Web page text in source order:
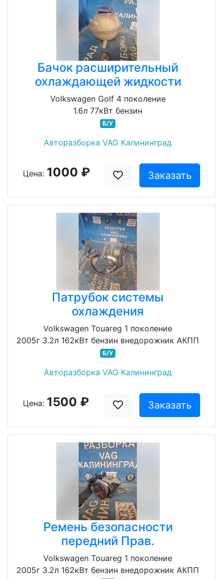
Бачок расширительный
охлаждающей жидкости
Volkswagen Golf 4 поколение
1.6л 77кВт бензин
Б/У
Авторазборка VAG Калининград
Цена: 1000 ₽ Заказать
Патрубок системы
охлаждения
Volkswagen Touareg 1 поколение
2005г 3.2л 162кВт бензин внедорожник АКПП
Б/У
Авторазборка VAG Калининград
Цена: 1500 ₽ Заказать
Ремень безопасности
передний Прав.
Volkswagen Touareg 1 поколение
2005г 3.2л 162кВт бензин внедорожник АКПП